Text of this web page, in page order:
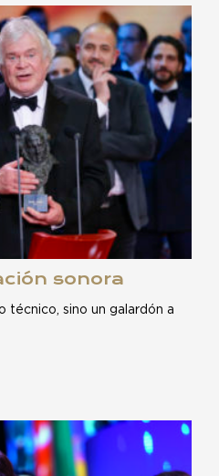
sonora
técnico, sino un galardón a